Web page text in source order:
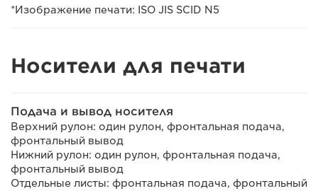
*Изображение печати: ISO JIS SCID N5
Носители для печати
Подача и вывод носителя
Верхний рулон: один рулон, фронтальная подача,
фронтальный вывод
Нижний рулон: один рулон, фронтальная подача,
фронтальный вывод
Отдельные листы: фронтальная подача, фронтальный